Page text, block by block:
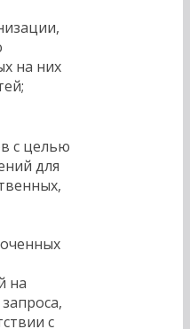
на них
с целью
для
на
с